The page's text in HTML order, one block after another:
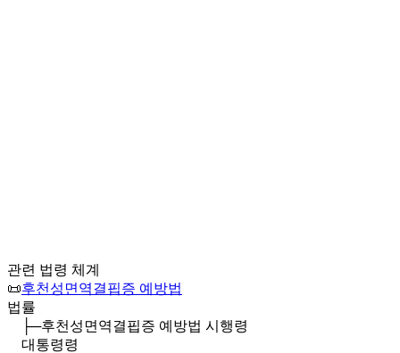
관련 법령 체계
📜후천성면역결핍증 예방법
법률
├─후천성면역결핍증 예방법 시행령
대통령령